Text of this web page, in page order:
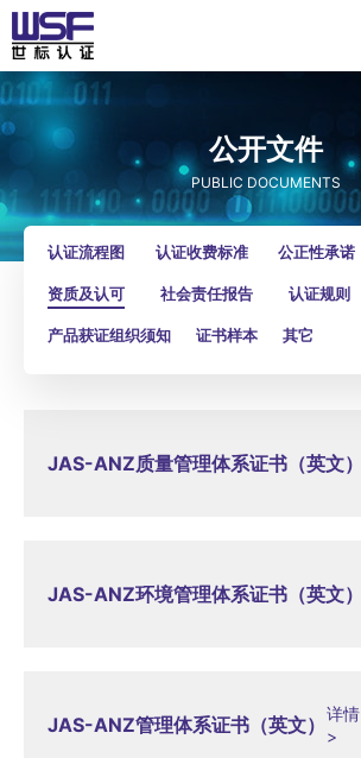
公开文件
PUBLIC DOCUMENTS
认证流程图 认证收费标准 公正性承诺
资质及认可 社会责任报告 认证规则
产品获证组织须知 证书样本 其它
JAS-ANZ质量管理体系证书（英文）
JAS-ANZ环境管理体系证书（英文）
JAS-ANZ管理体系证书（英文） 详情
>